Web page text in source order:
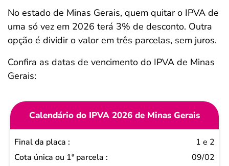
No estado de Minas Gerais, quem quitar o IPVA de
uma só vez em 2026 terá 3% de desconto. Outra
opção é dividir o valor em três parcelas, sem juros.
Confira as datas de vencimento do IPVA de Minas
Gerais:
Calendário do IPVA 2026 de Minas Gerais
Final
da
1 e 2
09/02